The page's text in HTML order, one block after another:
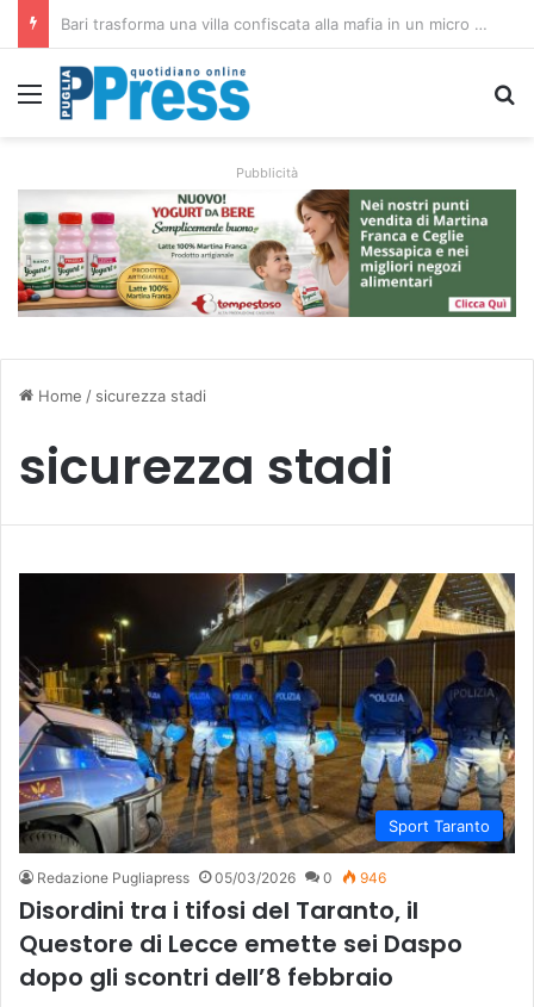
Rubano strumenti e farmaci ai medici dei migranti a Bari: ferme le visite a Nardò
Menu
Pubblicità
Home / sicurezza stadi
sicurezza stadi
Sport Taranto
Redazione Pugliapress 05/03/2026 0 946
Disordini tra i tifosi del Taranto, il
Questore di Lecce emette sei Daspo
dopo gli scontri dell’8 febbraio